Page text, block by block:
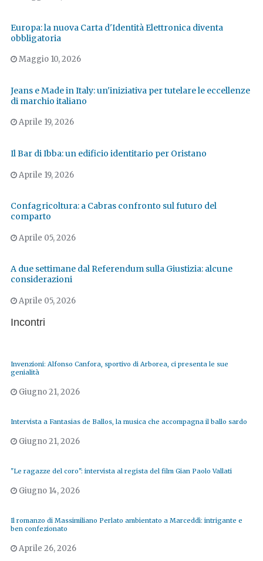
Europa: la nuova Carta d'Identità Elettronica diventa
obbligatoria
Maggio 10, 2026
Jeans e Made in Italy: un'iniziativa per tutelare le eccellenze
di marchio italiano
Aprile 19, 2026
Il Bar di Ibba: un edificio identitario per Oristano
Aprile 19, 2026
Confagricoltura: a Cabras confronto sul futuro del
comparto
Aprile 05, 2026
A due settimane dal Referendum sulla Giustizia: alcune
considerazioni
Aprile 05, 2026
Incontri
Invenzioni: Alfonso Canfora, sportivo di Arborea, ci presenta le sue
genialità
Giugno 21, 2026
Intervista a Fantasias de Ballos, la musica che accompagna il ballo sardo
Giugno 21, 2026
"Le ragazze del coro": intervista al regista del film Gian Paolo Vallati
Giugno 14, 2026
Il romanzo di Massimiliano Perlato ambientato a Marceddì: intrigante e
ben confezionato
Aprile 26, 2026